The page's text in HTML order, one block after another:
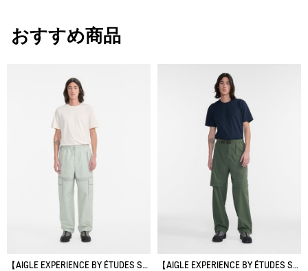
UV CUT：紫外線カット
・原産国：中国
・素材：ナイロン100%
おすすめ商品
【AIGLE EXPERIENCE BY ÉTUDES STUDIO】 カーゴパンツ
【AIGLE EXPERIENCE BY ÉTUDES STUDIO】 ハイキングパンツ